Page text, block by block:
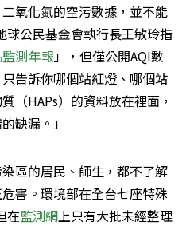
氧化氮的空污數據，並不能
球公民基金會執行長王敏玲指
測年報 」，但僅公開AQI數
告訴你哪個站紅燈、哪個站
（HAPs）的資料放在裡面，
缺漏。」
區的居民、師生，都不了解
害。環境部在全台七座特殊
在監測網 上只有大批未經整理